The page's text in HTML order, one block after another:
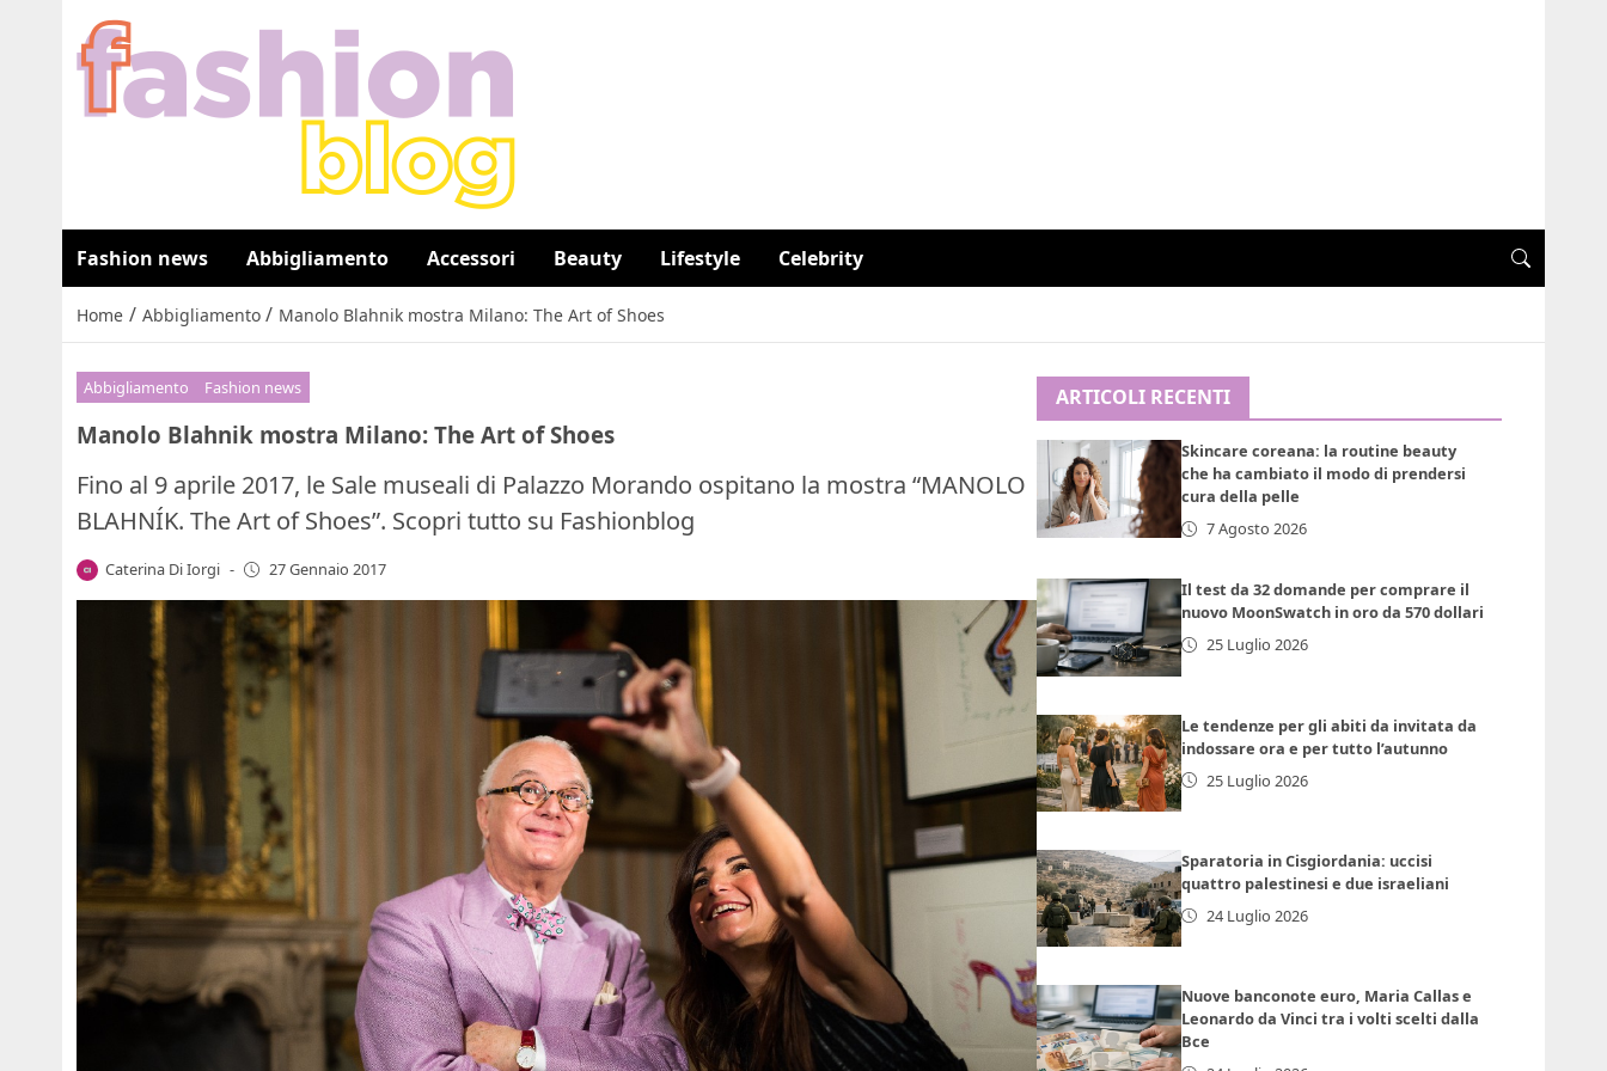
Fashion news Abbigliamento Accessori Beauty Lifestyle Celebrity
Home / Abbigliamento / Manolo Blahnik mostra Milano: The Art of Shoes
Abbigliamento Fashion news
Manolo Blahnik mostra Milano: The Art of Shoes
Fino al 9 aprile 2017, le Sale museali di Palazzo Morando ospitano la mostra “MANOLO
BLAHNÍK. The Art of Shoes”. Scopri tutto su Fashionblog
Caterina Di Iorgi - 27 Gennaio 2017
ARTICOLI RECENTI
Skincare coreana: la routine beauty
che ha cambiato il modo di prendersi
cura della pelle
7 Agosto 2026
Il test da 32 domande per comprare il
nuovo MoonSwatch in oro da 570 dollari
25 Luglio 2026
Le tendenze per gli abiti da invitata da
indossare ora e per tutto l’autunno
25 Luglio 2026
Sparatoria in Cisgiordania: uccisi
quattro palestinesi e due israeliani
24 Luglio 2026
Nuove banconote euro, Maria Callas e
Leonardo da Vinci tra i volti scelti dalla
Bce